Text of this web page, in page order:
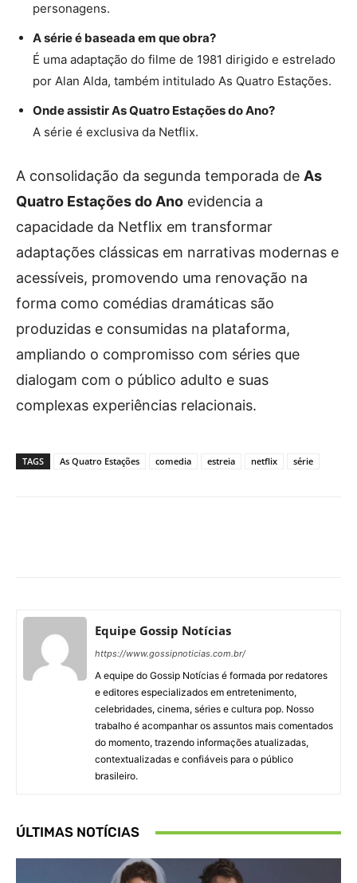
personagens.
A série é baseada em que obra?
É uma adaptação do filme de 1981 dirigido e estrelado
por Alan Alda, também intitulado As Quatro Estações.
Onde assistir As Quatro Estações do Ano?
A série é exclusiva da Netflix.
A consolidação da segunda temporada de As
Quatro Estações do Ano evidencia a
capacidade da Netflix em transformar
adaptações clássicas em narrativas modernas e
acessíveis, promovendo uma renovação na
forma como comédias dramáticas são
produzidas e consumidas na plataforma,
ampliando o compromisso com séries que
dialogam com o público adulto e suas
complexas experiências relacionais.
TAGS As Quatro Estações comedia estreia netflix série
Equipe Gossip Notícias
https://www.gossipnoticias.com.br/
A equipe do Gossip Notícias é formada por redatores
e editores especializados em entretenimento,
celebridades, cinema, séries e cultura pop. Nosso
trabalho é acompanhar os assuntos mais comentados
do momento, trazendo informações atualizadas,
contextualizadas e confiáveis para o público
brasileiro.
ÚLTIMAS NOTÍCIAS